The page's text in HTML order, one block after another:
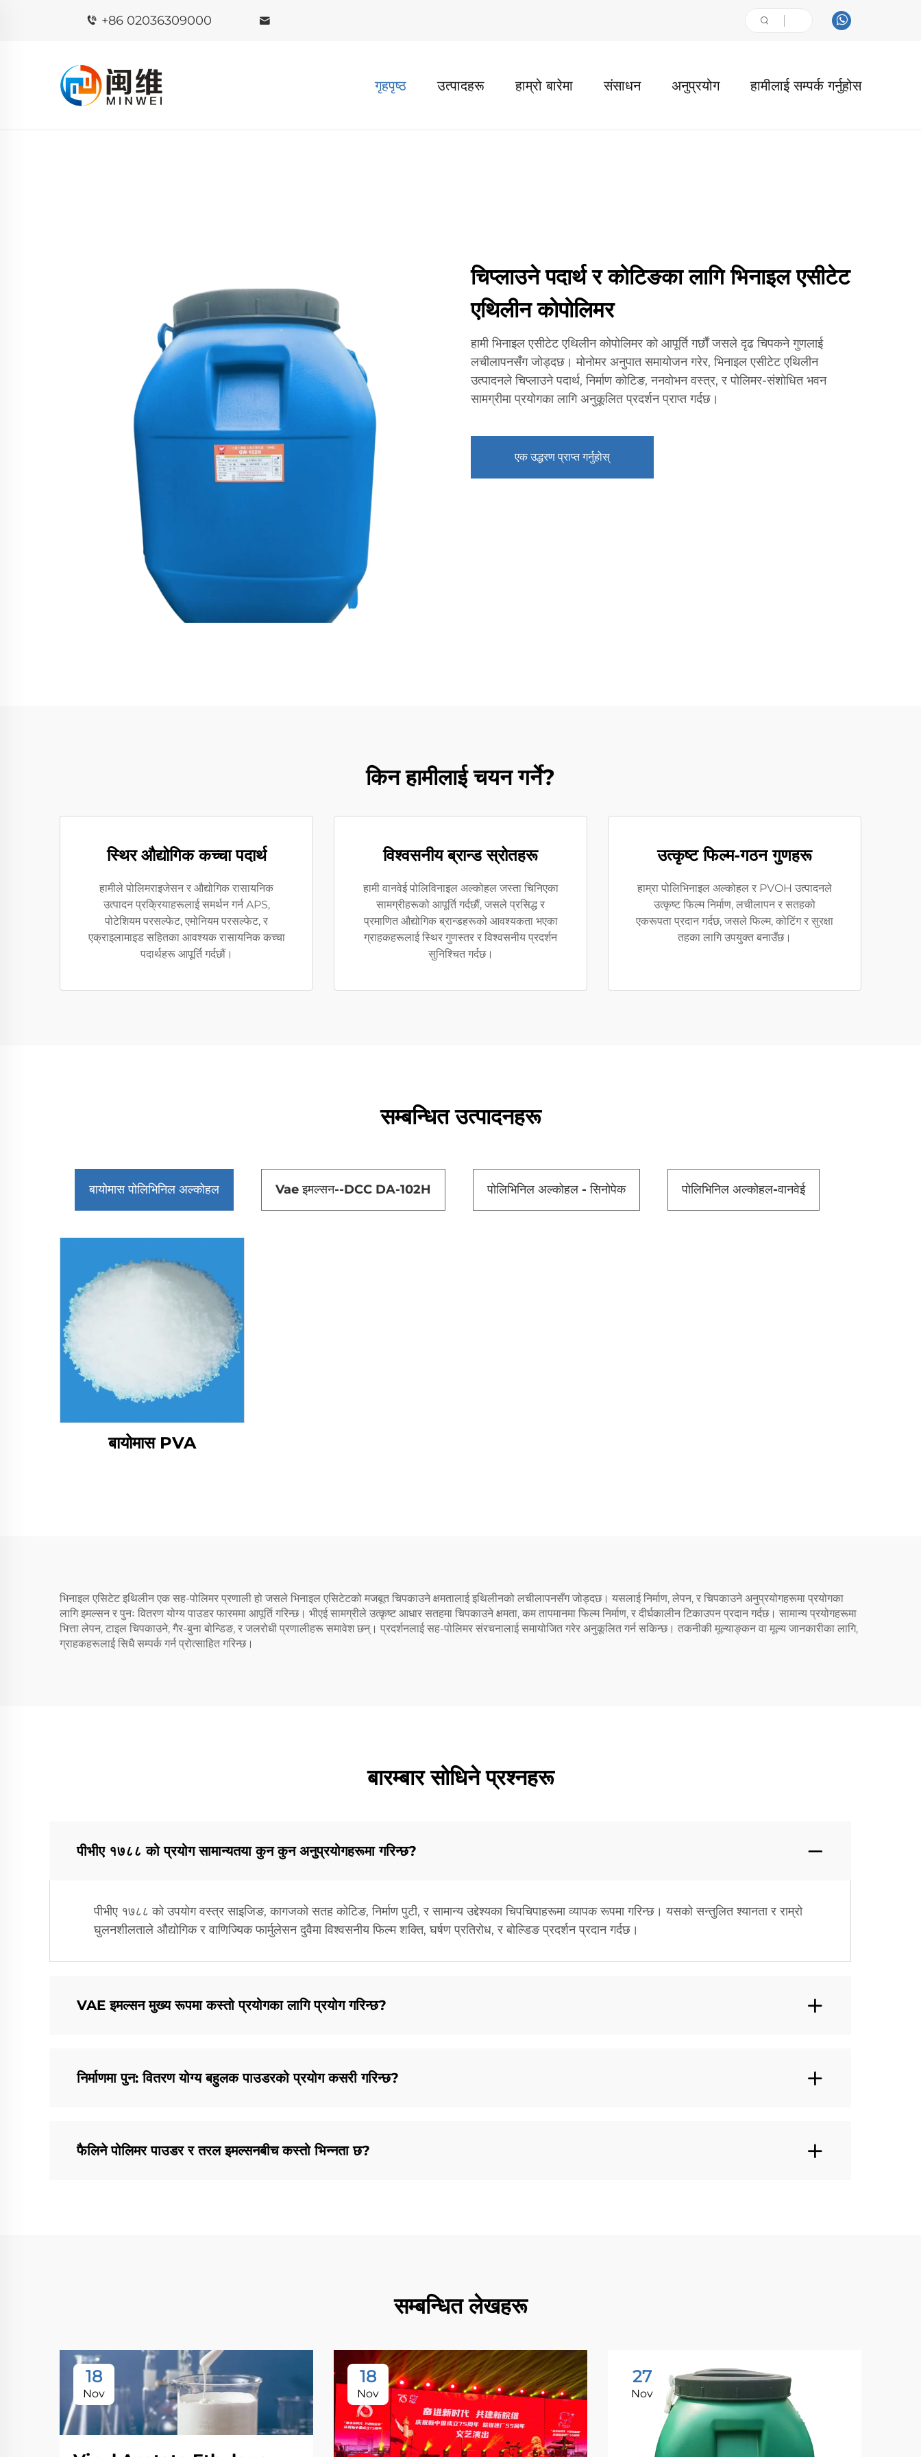
+86 02036309000
गृहपृष्ठ उत्पादहरू हाम्रो बारेमा संसाधन अनुप्रयोग हामीलाई सम्पर्क गर्नुहोस
चिप्लाउने पदार्थ र कोटिङका लागि भिनाइल एसीटेट
एथिलीन कोपोलिमर
हामी भिनाइल एसीटेट एथिलीन कोपोलिमर को आपूर्ति गर्छौं जसले दृढ चिपकने गुणलाई
लचीलापनसँग जोड्दछ। मोनोमर अनुपात समायोजन गरेर, भिनाइल एसीटेट एथिलीन
उत्पादनले चिप्लाउने पदार्थ, निर्माण कोटिङ, ननवोभन वस्त्र, र पोलिमर-संशोधित भवन
सामग्रीमा प्रयोगका लागि अनुकूलित प्रदर्शन प्राप्त गर्दछ।
एक उद्धरण प्राप्त गर्नुहोस्
किन हामीलाई चयन गर्ने?
स्थिर औद्योगिक कच्चा पदार्थ
हामीले पोलिमराइजेसन र औद्योगिक रासायनिक
उत्पादन प्रक्रियाहरूलाई समर्थन गर्न APS,
पोटेशियम परसल्फेट, एमोनियम परसल्फेट, र
एक्राइलामाइड सहितका आवश्यक रासायनिक कच्चा
पदार्थहरू आपूर्ति गर्दछौं।
विश्वसनीय ब्रान्ड स्रोतहरू
हामी वानवेई पोलिविनाइल अल्कोहल जस्ता चिनिएका
सामग्रीहरूको आपूर्ति गर्दछौं, जसले प्रसिद्ध र
प्रमाणित औद्योगिक ब्रान्डहरूको आवश्यकता भएका
ग्राहकहरूलाई स्थिर गुणस्तर र विश्वसनीय प्रदर्शन
सुनिश्चित गर्दछ।
उत्कृष्ट फिल्म-गठन गुणहरू
हाम्रा पोलिभिनाइल अल्कोहल र PVOH उत्पादनले
उत्कृष्ट फिल्म निर्माण, लचीलापन र सतहको
एकरूपता प्रदान गर्दछ, जसले फिल्म, कोटिंग र सुरक्षा
तहका लागि उपयुक्त बनाउँछ।
सम्बन्धित उत्पादनहरू
बायोमास पोलिभिनिल अल्कोहल Vae इमल्सन--DCC DA-102H पोलिभिनिल अल्कोहल - सिनोपेक पोलिभिनिल अल्कोहल-वानवेई
बायोमास PVA
भिनाइल एसिटेट इथिलीन एक सह-पोलिमर प्रणाली हो जसले भिनाइल एसिटेटको मजबूत चिपकाउने क्षमतालाई इथिलीनको लचीलापनसँग जोड्दछ। यसलाई निर्माण, लेपन, र चिपकाउने अनुप्रयोगहरूमा प्रयोगका
लागि इमल्सन र पुनः वितरण योग्य पाउडर फारममा आपूर्ति गरिन्छ। भीएई सामग्रीले उत्कृष्ट आधार सतहमा चिपकाउने क्षमता, कम तापमानमा फिल्म निर्माण, र दीर्घकालीन टिकाउपन प्रदान गर्दछ। सामान्य प्रयोगहरूमा
भित्ता लेपन, टाइल चिपकाउने, गैर-बुना बोन्डिङ, र जलरोधी प्रणालीहरू समावेश छन्। प्रदर्शनलाई सह-पोलिमर संरचनालाई समायोजित गरेर अनुकूलित गर्न सकिन्छ। तकनीकी मूल्याङ्कन वा मूल्य जानकारीका लागि,
ग्राहकहरूलाई सिधै सम्पर्क गर्न प्रोत्साहित गरिन्छ।
बारम्बार सोधिने प्रश्नहरू
पीभीए १७८८ को प्रयोग सामान्यतया कुन कुन अनुप्रयोगहरूमा गरिन्छ?
पीभीए १७८८ को उपयोग वस्त्र साइजिङ, कागजको सतह कोटिङ, निर्माण पुटी, र सामान्य उद्देश्यका चिपचिपाहरूमा व्यापक रूपमा गरिन्छ। यसको सन्तुलित श्यानता र राम्रो
घुलनशीलताले औद्योगिक र वाणिज्यिक फार्मुलेसन दुवैमा विश्वसनीय फिल्म शक्ति, घर्षण प्रतिरोध, र बोल्डिङ प्रदर्शन प्रदान गर्दछ।
VAE इमल्सन मुख्य रूपमा कस्तो प्रयोगका लागि प्रयोग गरिन्छ?
निर्माणमा पुन: वितरण योग्य बहुलक पाउडरको प्रयोग कसरी गरिन्छ?
फैलिने पोलिमर पाउडर र तरल इमल्सनबीच कस्तो भिन्नता छ?
सम्बन्धित लेखहरू
18
Nov
18
Nov
27
Nov